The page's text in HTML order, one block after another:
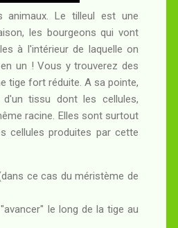
Le tilleul est une
les bourgeons qui vont
à l'intérieur de laquelle on
un ! Vous y trouverez des
tige fort réduite. A sa pointe,
tissu dont les cellules,
racine. Elles sont surtout
cellules produites par cette
ce cas du méristème de
le long de la tige au